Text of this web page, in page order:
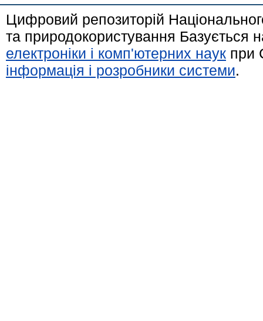
Цифровий репозиторій
та природокористування Базується
електроніки і комп'ютерних наук при
інформація і розробники системи.